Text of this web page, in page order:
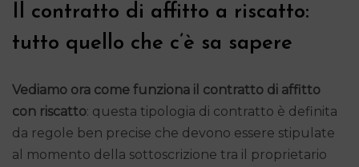
Il contratto di affitto a riscatto:
tutto quello che c’è sa sapere
Vediamo ora come funziona il contratto di affitto
con riscatto: questa tipologia di contratto è definita
da regole ben precise che devono essere stipulate
al momento della sottoscrizione tra il proprietario